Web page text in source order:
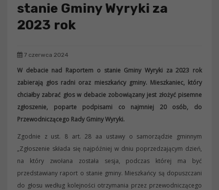
stanie Gminy Wyryki za
2023 rok
7 czerwca 2024
W debacie nad Raportem o stanie Gminy Wyryki za 2023 rok
zabierają głos radni oraz mieszkańcy gminy. Mieszkaniec, który
chciałby zabrać głos w debacie zobowiązany jest złożyć pisemne
zgłoszenie, poparte podpisami co najmniej 20 osób, do
Przewodniczącego Rady Gminy Wyryki.
Zgodnie z ust. 8 art. 28 aa ustawy o samorządzie gminnym
„Zgłoszenie składa się najpóźniej w dniu poprzedzającym dzień,
na który zwołana została sesja, podczas której ma być
przedstawiany raport o stanie gminy. Mieszkańcy są dopuszczani
do głosu według kolejności otrzymania przez przewodniczącego